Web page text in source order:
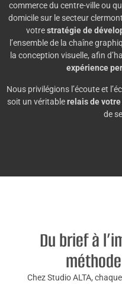
commerce du centre-ville ou
domicile sur le secteur
votrestratégie de
l’ensemble de la chaîne
la conception visuelle, afin
expérience
Nous privilégions l’écoute et
soit un véritablerelais de
de
Du brief à
Chez Studio ALTA,